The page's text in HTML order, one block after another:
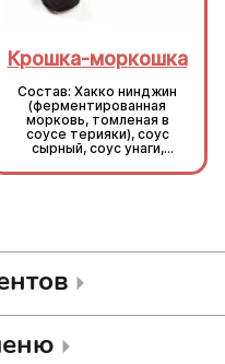
Крошка-моркошка
Состав: Хакко нинджин
(ферментированная
морковь, томленая в
соусе терияки), соус
сырный, соус унаги,